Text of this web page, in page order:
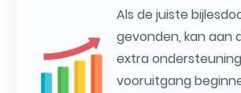
Als de juiste
gevonden, kan aan
extra
vooruitgang